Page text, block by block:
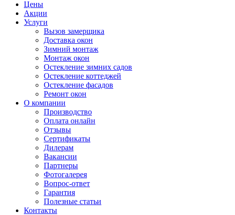
Цены
Акции
Услуги
Вызов замерщика
Доставка окон
Зимний монтаж
Монтаж окон
Остекление зимних садов
Остекление коттеджей
Остекление фасадов
Ремонт окон
О компании
Производство
Оплата онлайн
Отзывы
Сертификаты
Дилерам
Вакансии
Партнеры
Фотогалерея
Вопрос-ответ
Гарантия
Полезные статьи
Контакты